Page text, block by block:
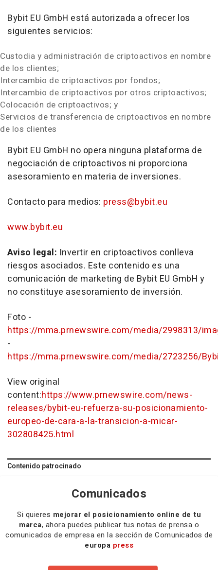
Bybit EU GmbH está autorizada a ofrecer los
siguientes servicios:
Custodia y administración de criptoactivos en nombre
de los clientes;
Intercambio de criptoactivos por fondos;
Intercambio de criptoactivos por otros criptoactivos;
Colocación de criptoactivos; y
Servicios de transferencia de criptoactivos en nombre
de los clientes
Bybit EU GmbH no opera ninguna plataforma de
negociación de criptoactivos ni proporciona
asesoramiento en materia de inversiones.
Contacto para medios: press@bybit.eu
www.bybit.eu
Aviso legal: Invertir en criptoactivos conlleva
riesgos asociados. Este contenido es una
comunicación de marketing de Bybit EU GmbH y
no constituye asesoramiento de inversión.
Foto -
https://mma.prnewswire.com/media/2998313/
-
https://mma.prnewswire.com/media/2723256/
View original
content:https://www.prnewswire.com/news-
releases/bybit-eu-refuerza-su-posicionamiento-
europeo-de-cara-a-la-transicion-a-micar-
302808425.html
Contenido patrocinado
Comunicados
Si quieres mejorar el posicionamiento online de tu
marca, ahora puedes publicar tus notas de prensa o
comunicados de empresa en la sección de Comunicados de
europa press